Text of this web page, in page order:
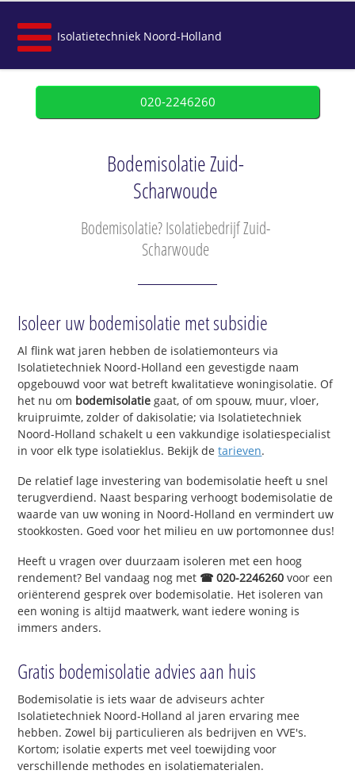
Isolatietechniek Noord-Holland
020-2246260
Bodemisolatie Zuid-
Scharwoude
Bodemisolatie? Isolatiebedrijf Zuid-
Scharwoude
Isoleer uw bodemisolatie met subsidie
Al flink wat jaren hebben de isolatiemonteurs via
Isolatietechniek Noord-Holland een gevestigde naam
opgebouwd voor wat betreft kwalitatieve woningisolatie. Of
het nu om bodemisolatie gaat, of om spouw, muur, vloer,
kruipruimte, zolder of dakisolatie; via Isolatietechniek
Noord-Holland schakelt u een vakkundige isolatiespecialist
in voor elk type isolatieklus. Bekijk detarieven.
De relatief lage investering van bodemisolatie heeft u snel
terugverdiend. Naast besparing verhoogt bodemisolatie de
waarde van uw woning in Noord-Holland en vermindert uw
stookkosten. Goed voor het milieu en uw portomonnee dus!
Heeft u vragen over duurzaam isoleren met een hoog
rendement? Bel vandaag nog met ☎ 020-2246260 voor een
oriënterend gesprek over bodemisolatie. Het isoleren van
een woning is altijd maatwerk, want iedere woning is
immers anders.
Gratis bodemisolatie advies aan huis
Bodemisolatie is iets waar de adviseurs achter
Isolatietechniek Noord-Holland al jaren ervaring mee
hebben. Zowel bij particulieren als bedrijven en VVE's.
Kortom; isolatie experts met veel toewijding voor
verschillende methodes en isolatiematerialen.